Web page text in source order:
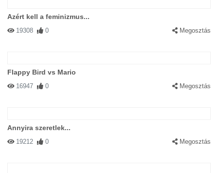
Azért kell a feminizmus...
19308 0 Megosztás
Flappy Bird vs Mario
16947 0 Megosztás
Annyira szeretlek...
19212 0 Megosztás